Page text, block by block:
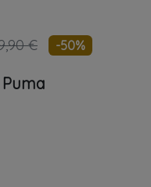
€ -50%
Puma